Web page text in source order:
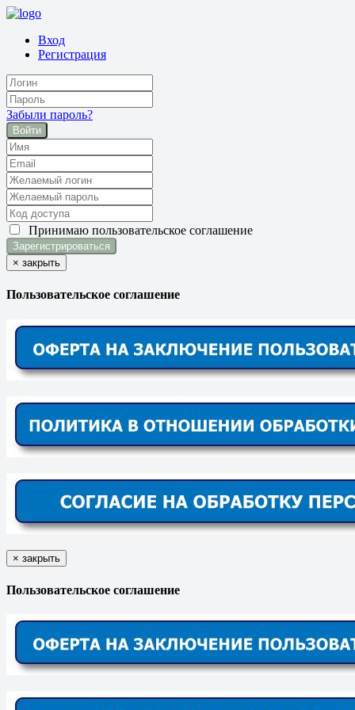
Вход
Регистрация
Забыли пароль?
Войти
Принимаю пользовательское соглашение
× закрыть
Пользовательское соглашение
× закрыть
Пользовательское соглашение